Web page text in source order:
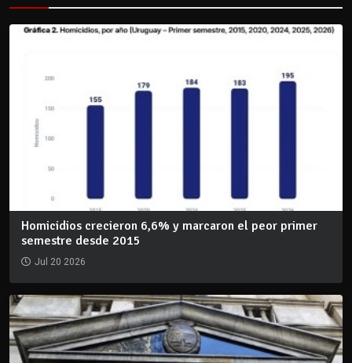
Homicidios crecieron 6,6% y marcaron el peor primer
semestre desde 2015
Jul 20 2026